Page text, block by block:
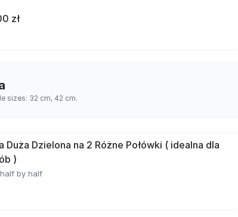
zł
sizes: 32 cm, 42 cm.
Duża Dzielona na 2 Różne Połówki ( idealna dla
)
by half